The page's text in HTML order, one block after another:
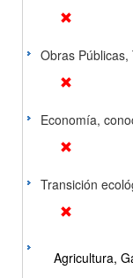
Obras
Economía,
Transición
Agricultura,